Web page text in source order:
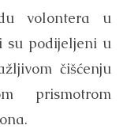
volontera u
su podijeljeni u
čišćenju
prismotrom